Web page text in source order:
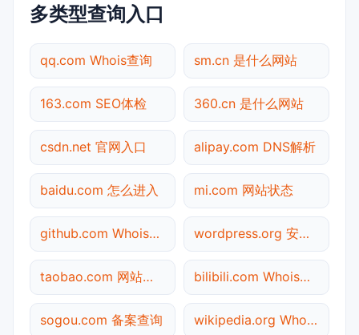
多类型查询入口
qq.com Whois查询 sm.cn 是什么网站
163.com SEO体检 360.cn 是什么网站
csdn.net 官网入口 alipay.com DNS解析
baidu.com 怎么进入 mi.com 网站状态
github.com Whois查询 wordpress.org 安全吗
taobao.com 网站状态 bilibili.com Whois查询
sogou.com 备案查询 wikipedia.org Whois查询